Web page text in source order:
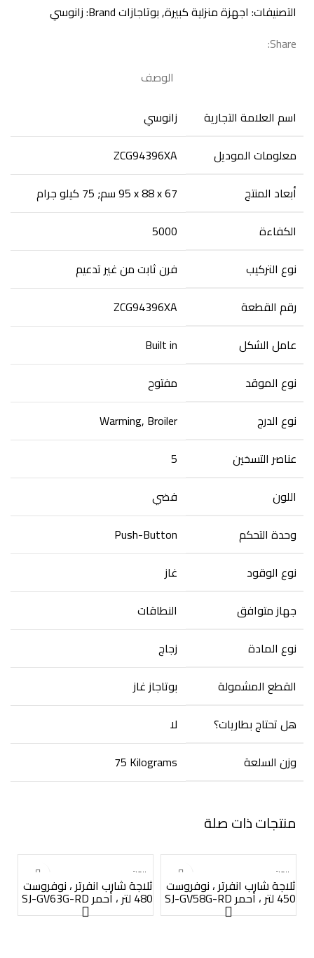
التصنيفات: اجهزة منزلية كبيرة,بوتاجازاتBrand: زانوسي
Share:
الوصف
اسم العلامة التجارية
معلومات الموديل
‎ZCG94396XA
أبعاد المنتج
‎95 x 88 x 67 سم; 75 كيلو جرام
الكفاءة
‎5000
نوع التركيب
رقم القطعة
‎ZCG94396XA
عامل الشكل
‎Built in
نوع الموقد
نوع الدرج
‎Warming, Broiler
عناصر التسخين
‎5
اللون
وحدة التحكم
‎Push-Button
نوع الوقود
جهاز متوافق
نوع المادة
القطع المشمولة
هل تحتاج بطاريات؟
وزن السلعة
‎75 Kilograms
منتجات ذات صلة
بيعت
ثلاجة شارب انفرتر ، نوفروست
450 لتر ، أحمر SJ-GV58G-RD
بيعت
ثلاجة شارب انفرتر ، نوفروست
480 لتر ، أحمر SJ-GV63G-RD